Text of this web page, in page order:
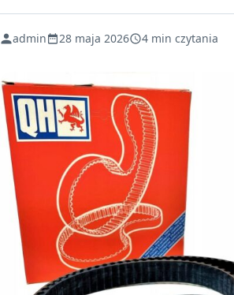
admin 28 maja 2026 4 min czytania